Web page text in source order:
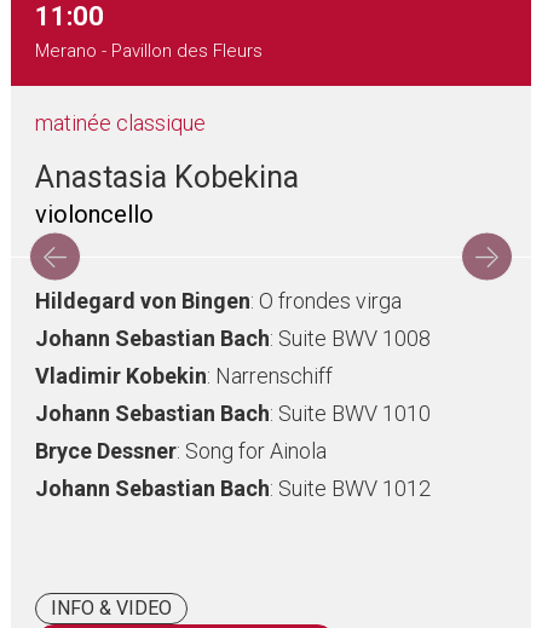
11:00
Merano - Pavillon des Fleurs
matinée classique
Anastasia Kobekina
violoncello
Hildegard von Bingen: O frondes virga
Johann Sebastian Bach: Suite BWV 1008
Vladimir Kobekin: Narrenschiff
Johann Sebastian Bach: Suite BWV 1010
Bryce Dessner: Song for Ainola
Johann Sebastian Bach: Suite BWV 1012
INFO & VIDEO